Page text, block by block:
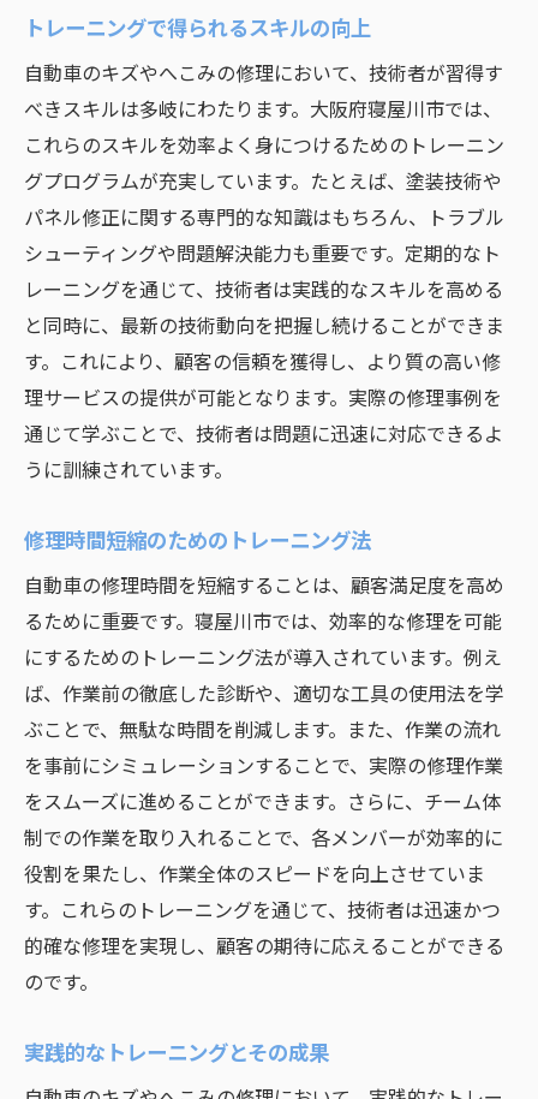
トレーニングで得られるスキルの向上
自動車のキズやへこみの修理において、技術者が習得す
べきスキルは多岐にわたります。大阪府寝屋川市では、
これらのスキルを効率よく身につけるためのトレーニン
グプログラムが充実しています。たとえば、塗装技術や
パネル修正に関する専門的な知識はもちろん、トラブル
シューティングや問題解決能力も重要です。定期的なト
レーニングを通じて、技術者は実践的なスキルを高める
と同時に、最新の技術動向を把握し続けることができま
す。これにより、顧客の信頼を獲得し、より質の高い修
理サービスの提供が可能となります。実際の修理事例を
通じて学ぶことで、技術者は問題に迅速に対応できるよ
うに訓練されています。
修理時間短縮のためのトレーニング法
自動車の修理時間を短縮することは、顧客満足度を高め
るために重要です。寝屋川市では、効率的な修理を可能
にするためのトレーニング法が導入されています。例え
ば、作業前の徹底した診断や、適切な工具の使用法を学
ぶことで、無駄な時間を削減します。また、作業の流れ
を事前にシミュレーションすることで、実際の修理作業
をスムーズに進めることができます。さらに、チーム体
制での作業を取り入れることで、各メンバーが効率的に
役割を果たし、作業全体のスピードを向上させていま
す。これらのトレーニングを通じて、技術者は迅速かつ
的確な修理を実現し、顧客の期待に応えることができる
のです。
実践的なトレーニングとその成果